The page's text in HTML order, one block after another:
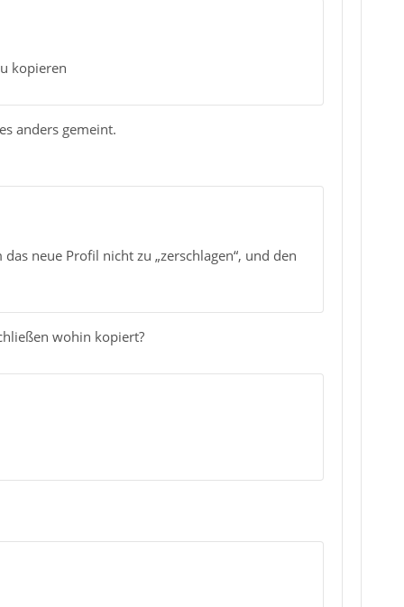
kopieren
anders gemeint.
neue Profil nicht zu „zerschlagen“, und den
wohin kopiert?